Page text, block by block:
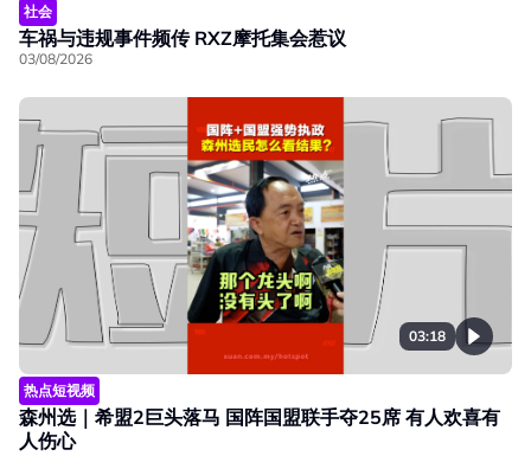
社会
车祸与违规事件频传 RXZ摩托集会惹议
03/08/2026
03:18
热点短视频
森州选｜希盟2巨头落马 国阵国盟联手夺25席 有人欢喜有
人伤心